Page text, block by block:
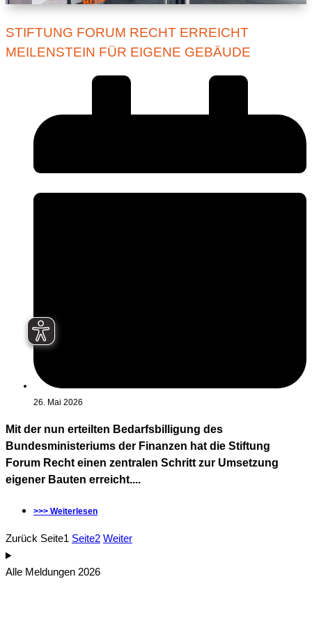
STIFTUNG FORUM RECHT ERREICHT
MEILENSTEIN FÜR EIGENE GEBÄUDE
26. Mai 2026
Mit der nun erteilten Bedarfsbilligung des
Bundesministeriums der Finanzen hat die Stiftung
Forum Recht einen zentralen Schritt zur Umsetzung
eigener Bauten erreicht....
>>> Weiterlesen
Zurück Seite1 Seite2 Weiter
Alle Meldungen 2026